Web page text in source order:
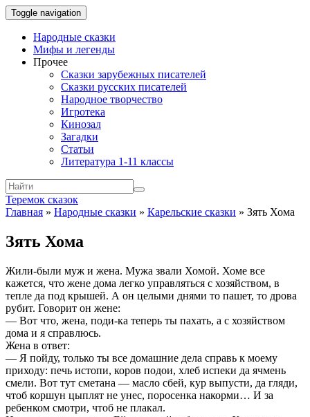
Toggle navigation
Народные сказки
Мифы и легенды
Прочее
Сказки зарубежных писателей
Сказки русских писателей
Народное творчество
Игротека
Кинозал
Загадки
Статьи
Литература 1-11 классы
Теремок сказок
Главная » Народные сказки » Карельские сказки » Зять Хома
Зять Хома
Жили-были муж и жена. Мужа звали Хомой. Хоме все
кажется, что жене дома легко управляться с хозяйством, в
тепле да под крышей. А он целыми днями то пашет, то дрова
рубит. Говорит он жене:
— Вот что, жена, поди-ка теперь ты пахать, а с хозяйством
дома и я справлюсь.
Жена в ответ:
— Я пойду, только ты все домашние дела справь к моему
приходу: печь истопи, коров подои, хлеб испеки да ячмень
смели. Вот тут сметана — масло сбей, кур выпусти, да гляди,
чтоб коршун цыплят не унес, поросенка накорми… И за
ребенком смотри, чтоб не плакал.